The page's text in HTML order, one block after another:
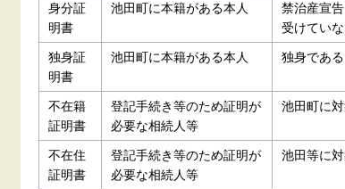
身分証
明書
池田町に本籍がある本人
禁治産宣
受けてい
独身証
明書
池田町に本籍がある本人 独身であ
不在籍
証明書
登記手続き等のため証明が
必要な相続人等
池田町に
不在住
証明書
登記手続き等のため証明が
必要な相続人等
池田等に